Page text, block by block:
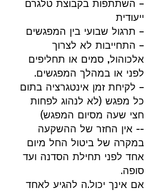
– השתתפות בקבוצת טלגרם
ייעודית
– תרגול שבועי בין המפגשים
– התחייבות לא לצרוך
אלכוהול, סמים או תחליפים
לפני או במהלך המפגשים.
– לקיחת זמן אינטגרציה בתום
כל מפגש (לא לנהוג לפחות
חצי שעה מסיום המפגש)
-- אין החזר של ההשקעה
במקרה של ביטול החל מיום
אחד לפני תחילת הסדנה ועד
סופה.
אם אינך יכול.ה להגיע לאחד